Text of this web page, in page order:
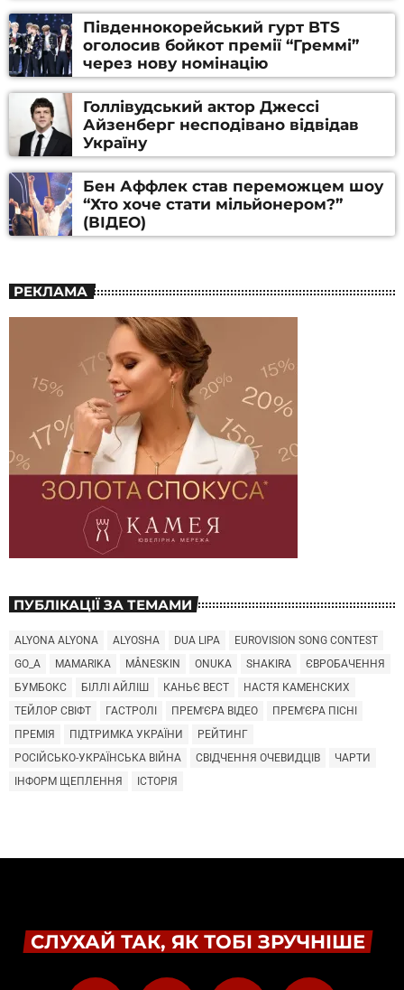
Південнокорейський гурт BTS
оголосив бойкот премії “Греммі”
через нову номінацію
Голлівудський актор Джессі
Айзенберг несподівано відвідав
Україну
Бен Аффлек став переможцем шоу
“Хто хоче стати мільйонером?”
(ВІДЕО)
РЕКЛАМА
ПУБЛІКАЦІЇ ЗА ТЕМАМИ
ALYONA ALYONA ALYOSHA DUA LIPA
EUROVISION SONG CONTEST
GO_A
MAMARIKA MÅNESKIN ONUKA SHAKIRA
ЄВРОБАЧЕННЯ
БУМБОКС
БІЛЛІ АЙЛІШ КАНЬЄ ВЕСТ
НАСТЯ КАМЕНСКИХ
ТЕЙЛОР СВІФТ
ГАСТРОЛІ ПРЕМ'ЄРА ВІДЕО
ПРЕМ'ЄРА ПІСНІ
ПРЕМІЯ
ПІДТРИМКА УКРАЇНИ
РЕЙТИНГ
РОСІЙСЬКО-УКРАЇНСЬКА ВІЙНА
СВІДЧЕННЯ ОЧЕВИДЦІВ
ЧАРТИ
ІНФОРМ ЩЕПЛЕННЯ
ІСТОРІЯ
СЛУХАЙ ТАК, ЯК ТОБІ ЗРУЧНІШЕ